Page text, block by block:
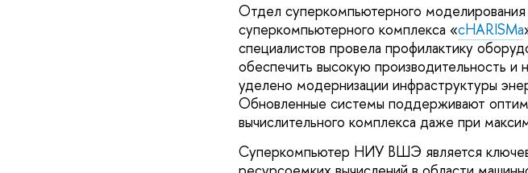
Отдел суперкомпьютерного
суперкомпьютерного комплекса «cHARISMa
специалистов провела профилактику
обеспечить высокую производительность
уделено модернизации инфраструктуры
Обновленные системы поддерживают
вычислительного комплекса даже при
Суперкомпьютер НИУ ВШЭ является